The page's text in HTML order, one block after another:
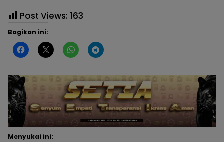
Post Views: 163
Bagikan ini:
Menyukai ini: